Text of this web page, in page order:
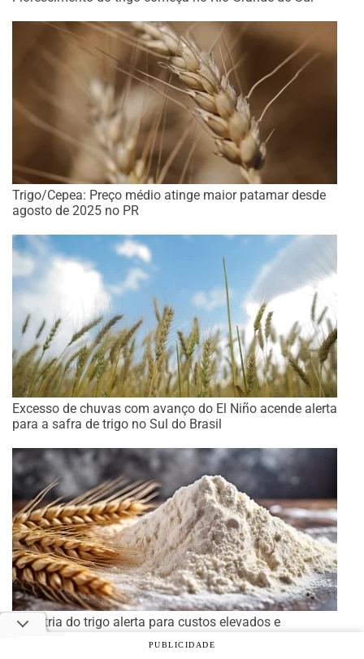
Trigo/Cepea: Preço médio atinge maior patamar desde
agosto de 2025 no PR
Excesso de chuvas com avanço do El Niño acende alerta
para a safra de trigo no Sul do Brasil
Indústria do trigo alerta para custos elevados e
instabilidade no mercadoPUBLICIDADE